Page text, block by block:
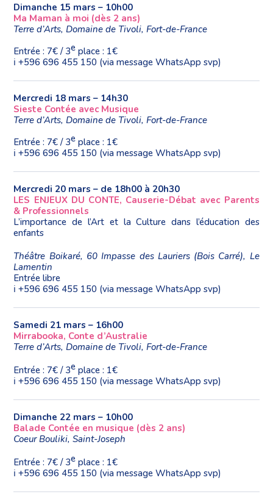
Dimanche 15 mars – 10h00
Ma Maman à moi (dès 2 ans)
Terre d’Arts, Domaine de Tivoli, Fort-de-France
Entrée : 7€ / 3e place : 1€
ℹ️ ️+596 696 455 150 (via message WhatsApp svp)
Mercredi 18 mars – 14h30
Sieste Contée avec Musique
Terre d’Arts, Domaine de Tivoli, Fort-de-France
Entrée : 7€ / 3e place : 1€
ℹ️ ️+596 696 455 150 (via message WhatsApp svp)
Mercredi 20 mars – de 18h00 à 20h30
LES ENJEUX DU CONTE, Causerie-Débat avec Parents
& Professionnels
L’importance de l’Art et la Culture dans l’éducation des
enfants
Théâtre Boikaré, 60 Impasse des Lauriers (Bois Carré), Le
Lamentin
️️Entrée libre
ℹ️ ️+596 696 455 150 (via message WhatsApp svp)
Samedi 21 mars – 16h00
Mirrabooka, Conte d’Australie
Terre d’Arts, Domaine de Tivoli, Fort-de-France
Entrée : 7€ / 3e place : 1€
ℹ️ ️+596 696 455 150 (via message WhatsApp svp)
Dimanche 22 mars – 10h00
Balade Contée en musique (dès 2 ans)
Coeur Bouliki, Saint-Joseph
Entrée : 7€ / 3e place : 1€
ℹ️ ️+596 696 455 150 (via message WhatsApp svp)